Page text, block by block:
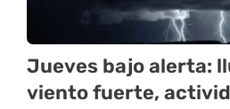
Jueves bajo alerta:
viento fuerte,